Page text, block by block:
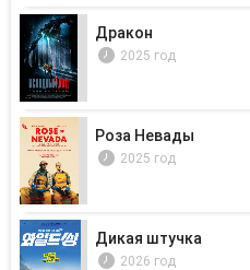
Дракон
2025 год
Роза Невады
2025 год
Дикая штучка
2026 год